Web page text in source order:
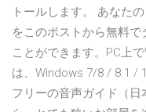
トールします。 あなた
をこのポストから無料
ことができます。PC上
は、Windows 7/8 / 8.1 /
フリーの音声ガイド（